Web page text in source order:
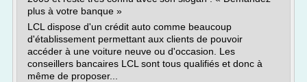
plus à votre banque »
LCL dispose d'un crédit auto comme beaucoup
d'établissement permettant aux clients de pouvoir
accéder à une voiture neuve ou d'occasion. Les
conseillers bancaires LCL sont tous qualifiés et donc à
même de proposer...